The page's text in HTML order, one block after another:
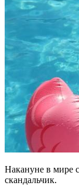
Накануне в мире
скандальчик.